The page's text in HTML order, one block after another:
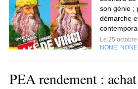
son génie ;
démarche
Le 25
NONE NONE
PEA rendement :